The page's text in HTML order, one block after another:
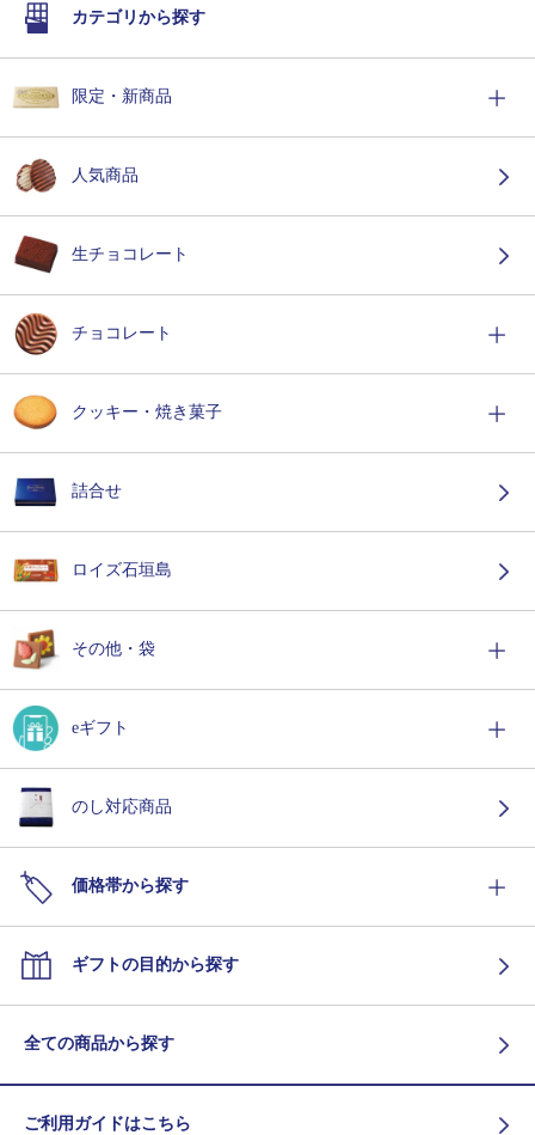
カテゴリから探す
限定・新商品
人気商品
生チョコレート
チョコレート
クッキー・焼き菓子
詰合せ
ロイズ石垣島
その他・袋
eギフト
のし対応商品
価格帯から探す
ギフトの目的から探す
全ての商品から探す
ご利用ガイドはこちら